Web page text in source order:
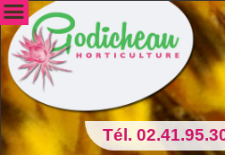
Tél.